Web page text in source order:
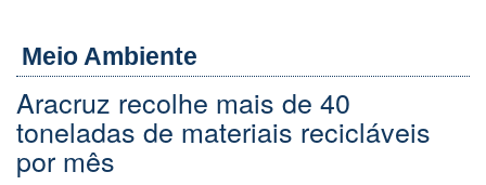
Meio Ambiente
Aracruz recolhe mais de 40
toneladas de materiais recicláveis
por mês